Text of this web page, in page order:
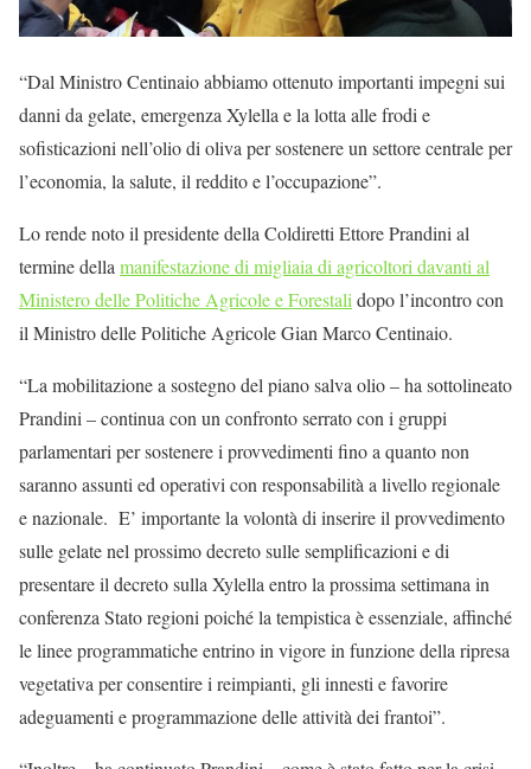
“Dal Ministro Centinaio abbiamo ottenuto importanti impegni sui
danni da gelate, emergenza Xylella e la lotta alle frodi e
sofisticazioni nell’olio di oliva per sostenere un settore centrale per
l’economia, la salute, il reddito e l’occupazione”.
Lo rende noto il presidente della Coldiretti Ettore Prandini al
termine della manifestazione di migliaia di agricoltori davanti al
Ministero delle Politiche Agricole e Forestali dopo l’incontro con
il Ministro delle Politiche Agricole Gian Marco Centinaio.
“La mobilitazione a sostegno del piano salva olio – ha sottolineato
Prandini – continua con un confronto serrato con i gruppi
parlamentari per sostenere i provvedimenti fino a quanto non
saranno assunti ed operativi con responsabilità a livello regionale
e nazionale. E’ importante la volontà di inserire il provvedimento
sulle gelate nel prossimo decreto sulle semplificazioni e di
presentare il decreto sulla Xylella entro la prossima settimana in
conferenza Stato regioni poiché la tempistica è essenziale, affinché
le linee programmatiche entrino in vigore in funzione della ripresa
vegetativa per consentire i reimpianti, gli innesti e favorire
adeguamenti e programmazione delle attività dei frantoi”.